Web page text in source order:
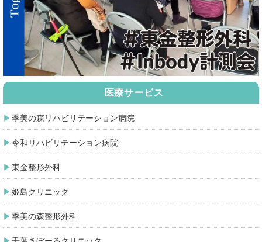
医療サービス
季美の森リハビリテーション病院
令和リハビリテーション病院
東金整形外科
姫島クリニック
季美の森整形外科